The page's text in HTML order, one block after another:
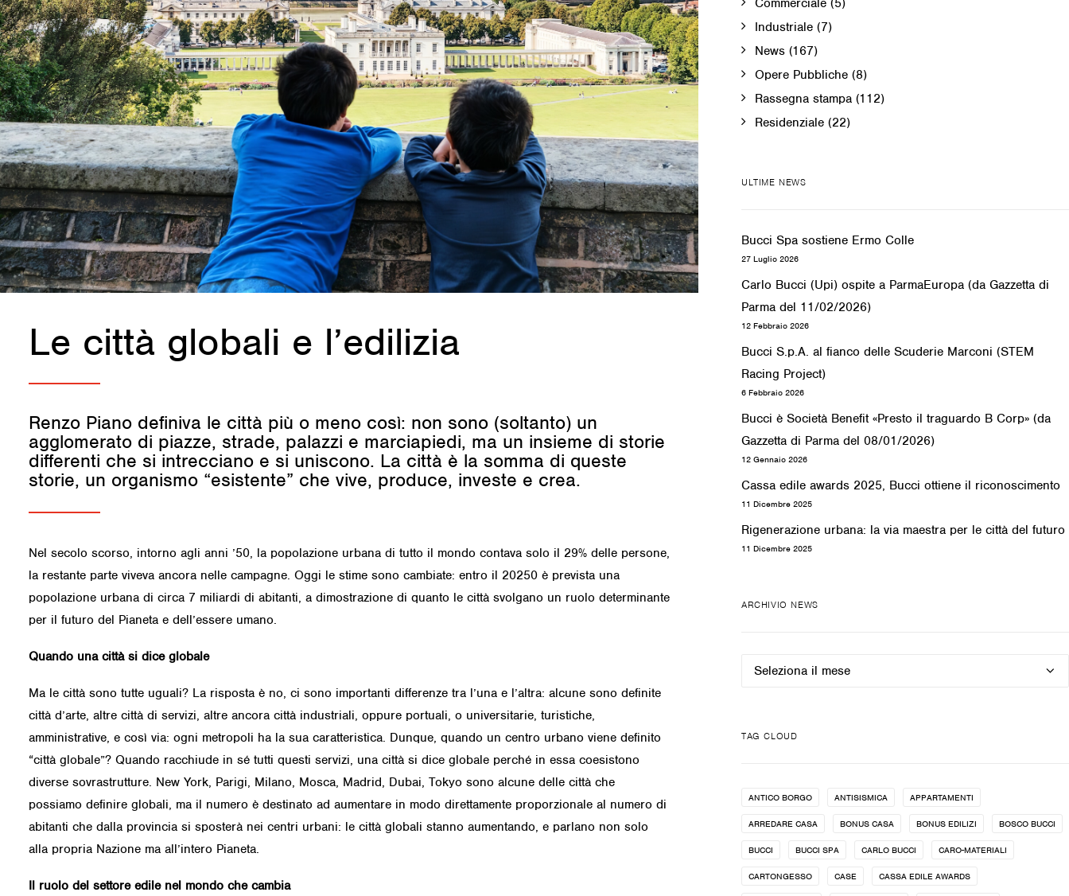
Le città globali e l’edilizia
Renzo Piano definiva le città più o meno così: non sono (soltanto) un
agglomerato di piazze, strade, palazzi e marciapiedi, ma un insieme di storie
differenti che si intrecciano e si uniscono. La città è la somma di queste
storie, un organismo “esistente” che vive, produce, investe e crea.
Nel secolo scorso, intorno agli anni ’50, la popolazione urbana di tutto il mondo contava solo il 29% delle persone,
la restante parte viveva ancora nelle campagne. Oggi le stime sono cambiate: entro il 20250 è prevista una
popolazione urbana di circa 7 miliardi di abitanti, a dimostrazione di quanto le città svolgano un ruolo determinante
per il futuro del Pianeta e dell’essere umano.
Quando una città si dice globale
Ma le città sono tutte uguali? La risposta è no, ci sono importanti differenze tra l’una e l’altra: alcune sono definite
città d’arte, altre città di servizi, altre ancora città industriali, oppure portuali, o universitarie, turistiche,
amministrative, e così via: ogni metropoli ha la sua caratteristica. Dunque, quando un centro urbano viene definito
“città globale”? Quando racchiude in sé tutti questi servizi, una città si dice globale perché in essa coesistono
diverse sovrastrutture. New York, Parigi, Milano, Mosca, Madrid, Dubai, Tokyo sono alcune delle città che
possiamo definire globali, ma il numero è destinato ad aumentare in modo direttamente proporzionale al numero di
abitanti che dalla provincia si sposterà nei centri urbani: le città globali stanno aumentando, e parlano non solo
alla propria Nazione ma all’intero Pianeta.
Il ruolo del settore edile nel mondo che cambia
Commerciale (5)
Industriale (7)
News (167)
Opere Pubbliche (8)
Rassegna stampa (112)
Residenziale (22)
ULTIME NEWS
Bucci Spa sostiene Ermo Colle
27 Luglio 2026
Carlo Bucci (Upi) ospite a ParmaEuropa (da Gazzetta di
Parma del 11/02/2026)
12 Febbraio 2026
Bucci S.p.A. al fianco delle Scuderie Marconi (STEM
Racing Project)
6 Febbraio 2026
Bucci è Società Benefit «Presto il traguardo B Corp» (da
Gazzetta di Parma del 08/01/2026)
12 Gennaio 2026
Cassa edile awards 2025, Bucci ottiene il riconoscimento
11 Dicembre 2025
Rigenerazione urbana: la via maestra per le città del futuro
11 Dicembre 2025
ARCHIVIO NEWS
Archivio
TAG CLOUD
ANTICO BORGO ANTISISMICA APPARTAMENTI
ARREDARE CASA BONUS CASA BONUS EDILIZI BOSCO BUCCI
BUCCI BUCCI SPA CARLO BUCCI CARO-MATERIALI
CARTONGESSO CASE CASSA EDILE AWARDS